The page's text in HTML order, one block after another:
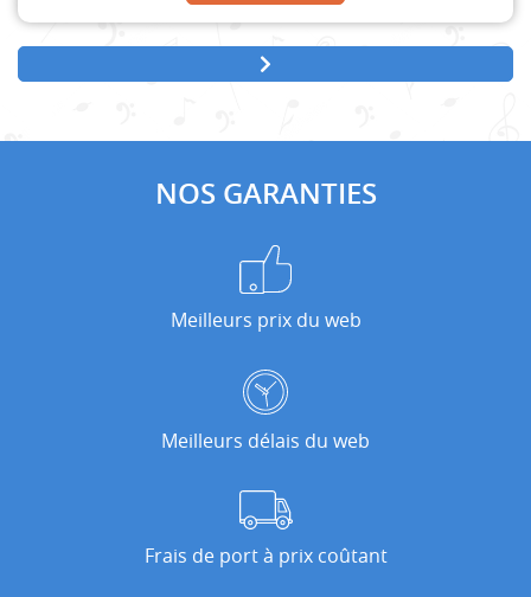
NOS GARANTIES
Meilleurs prix du web
Meilleurs délais du web
Frais de port à prix coûtant